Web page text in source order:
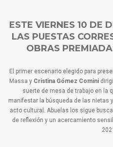
ESTE VIERNES 10 DE
LAS PUESTAS
OBRAS
El primer escenario elegido para
Massa y Cristina Gómez Comini
suerte de mesa de trabajo en la
manifestar la búsqueda de las nietas
acto cultural. Abuelas los sigue
de reflexión y un acercamiento